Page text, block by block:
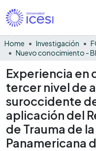
Home Investigación
Nuevo conocimiento -
Experiencia en
tercer nivel de
suroccidente
aplicación del
de Trauma de
Panamericana